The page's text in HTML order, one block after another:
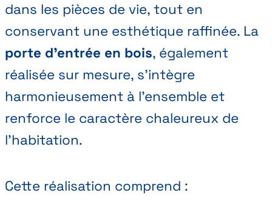
dans les pièces de vie, tout en
conservant une esthétique raffinée. La
porte d’entrée en bois, également
réalisée sur mesure, s’intègre
harmonieusement à l’ensemble et
renforce le caractère chaleureux de
l’habitation.
Cette réalisation comprend :